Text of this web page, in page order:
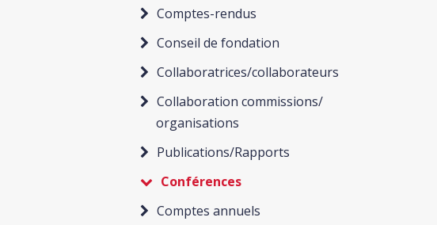
Comptes-rendus
Conseil de fondation
Collaboratrices/collaborateurs
Collaboration commissions/
organisations
Publications/Rapports
Conférences
Comptes annuels